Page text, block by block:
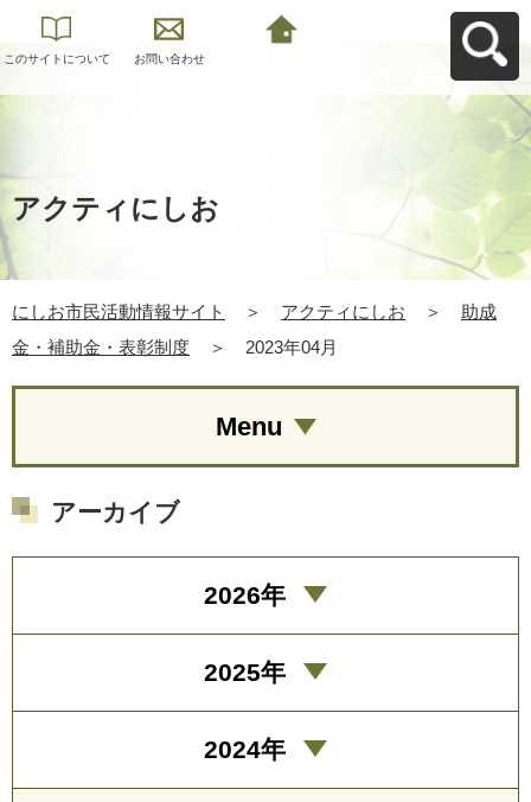
このサイトについて お問い合わせ
アクティにしお
にしお市民活動情報サイト ＞ アクティにしお ＞
助成
金・補助金・表彰制度
＞ 2023年04月
Menu
アーカイブ
2026年
2025年
2024年